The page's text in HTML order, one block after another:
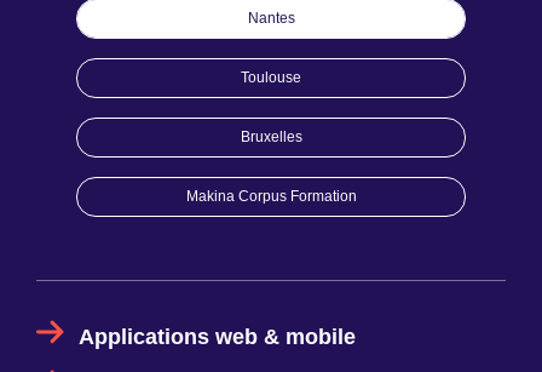
Applications web & mobile
Nantes
Toulouse
Bruxelles
Makina Corpus Formation